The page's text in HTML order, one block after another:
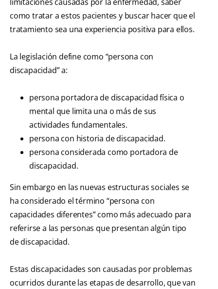
como tratar a estos pacientes y buscar hacer que el
tratamiento sea una experiencia positiva para ellos.
La legislación define como “persona con
discapacidad” a:
persona portadora de discapacidad física o
mental que limita una o más de sus
actividades fundamentales.
persona con historia de discapacidad.
persona considerada como portadora de
discapacidad.
Sin embargo en las nuevas estructuras sociales se
ha considerado el término “persona con
capacidades diferentes” como más adecuado para
referirse a las personas que presentan algún tipo
de discapacidad.
Estas discapacidades son causadas por problemas
ocurridos durante las etapas de desarrollo, que van